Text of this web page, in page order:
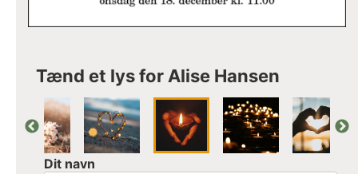
Tænd et lys for Alise Hansen
Dit navn